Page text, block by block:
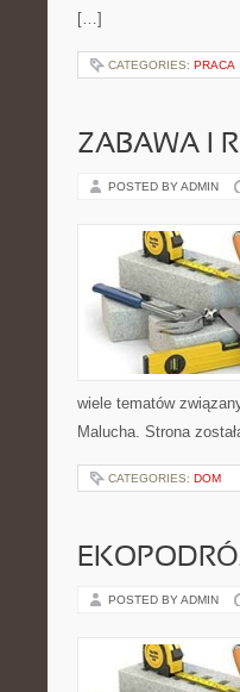
[…]
CATEGORIES: PRACA
ZABAWA I
POSTED BY ADMIN
wiele tematów
Malucha. Strona
CATEGORIES: DOM
POSTED BY ADMIN